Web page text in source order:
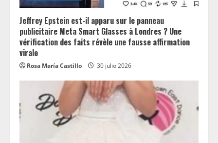
Jeffrey Epstein est-il apparu sur le panneau
publicitaire Meta Smart Glasses à Londres ? Une
vérification des faits révèle une fausse affirmation
virale
Rosa María Castillo 30 julio 2026